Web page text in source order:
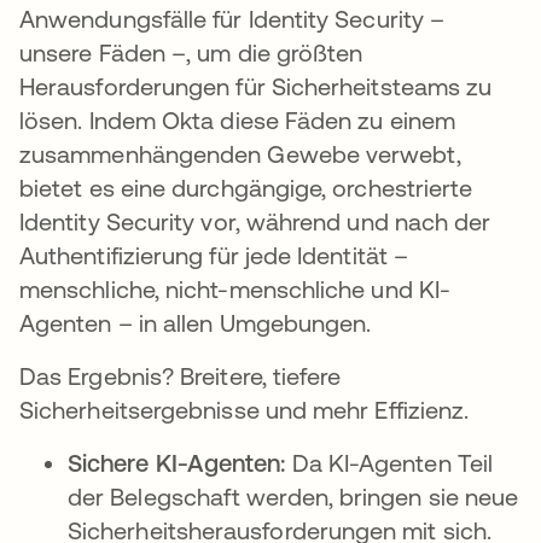
Anwendungsfälle für Identity Security –
unsere Fäden –, um die größten
Herausforderungen für Sicherheitsteams zu
lösen. Indem Okta diese Fäden zu einem
zusammenhängenden Gewebe verwebt,
bietet es eine durchgängige, orchestrierte
Identity Security vor, während und nach der
Authentifizierung für jede Identität –
menschliche, nicht-menschliche und KI-
Agenten – in allen Umgebungen.
Das Ergebnis? Breitere, tiefere
Sicherheitsergebnisse und mehr Effizienz.
Sichere KI-Agenten: Da KI-Agenten Teil
der Belegschaft werden, bringen sie neue
Sicherheitsherausforderungen mit sich.